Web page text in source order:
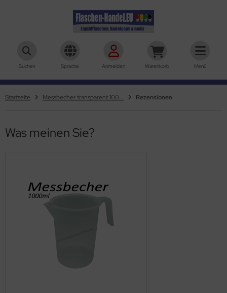
Suchen Sprache Anmelden Warenkorb Menü
Startseite Messbecher transparent 1000ml Rezensionen
Was meinen Sie?